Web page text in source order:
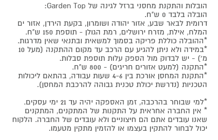
הובלות והתקנת מחסני ברזל לגינה של Garden Top:
הובלה בלבד 0 ש"ח.
דרומית לבאר שבע, אזור יהודה ושומרון, בקעת הירדן, אזור ים
המלח, אילת, מזרח ירושלים, רמת הגולן - תוספת 150 ש"ח.
*ההובלה כוללת פריקה בסמוך למשאית ובתנאי שאין מדרגות.
*במידה ולא ניתן להגיע עם הרכב עד מקום ההתקנה (מעל 10
מ') - יש לבדוק מול הספק עלות תוספת סבלות.
*התקנה (למעט אזורים חריגים) - 800 ש"ח.
*התקנת המחסן אורכת בין 4-6 שעות עבודה, בהתאם ליכולות
הטכניות (נדרשת יכולת טכנית גבוהה להרכבת המחסן).
*למי שבוחר בהרכבה, זמן האספקה יהיה עד 21 ימי עסקים.
* אין החברה אחראית על התקנות של המתקנים, המתקנים
שאנו עובדים אתם הם חיצוניים ולא עובדים של החברה. הלקוח
יכול לבחור להתקין בעצמו או להזמין מתקין מטעמו.